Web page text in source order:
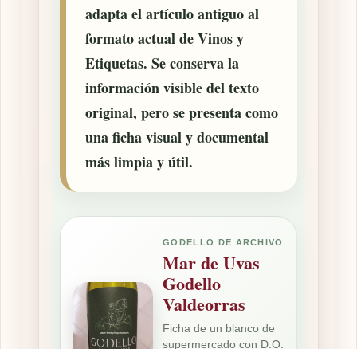
adapta el artículo antiguo al
formato actual de Vinos y
Etiquetas. Se conserva la
información visible del texto
original, pero se presenta como
una ficha visual y documental
más limpia y útil.
GODELLO DE ARCHIVO
Mar de Uvas
Godello
Valdeorras
Ficha de un blanco de
supermercado con D.O.